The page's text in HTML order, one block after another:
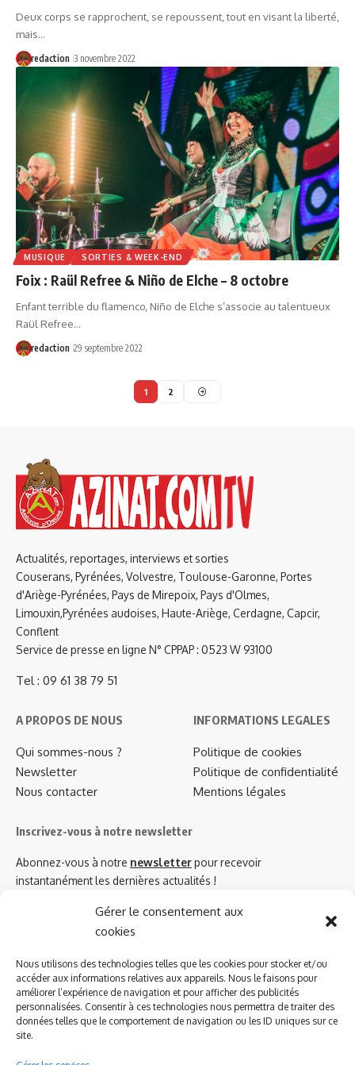
Gérer le consentement aux
cookies
Nous utilisons des technologies telles que les cookies pour stocker et/ou
accéder aux informations relatives aux appareils. Nous le faisons pour
améliorer l’expérience de navigation et pour afficher des publicités
personnalisées. Consentir à ces technologies nous permettra de traiter des
données telles que le comportement de navigation ou les ID uniques sur ce
site.
Deux corps se rapprochent, se repoussent, tout en visant la liberté,
mais…
redaction 3 novembre 2022
MUSIQUE SORTIES & WEEK-END
Foix : Raül Refree & Niño de Elche – 8 octobre
Enfant terrible du flamenco, Niño de Elche s’associe au talentueux
Raül Refree…
redaction 29 septembre 2022
1 2
Actualités, reportages, interviews et sorties
Couserans, Pyrénées, Volvestre, Toulouse-Garonne, Portes
d'Ariège-Pyrénées, Pays de Mirepoix, Pays d'Olmes,
Limouxin,Pyrénées audoises, Haute-Ariège, Cerdagne, Capcir,
Conflent
Service de presse en ligne N° CPPAP : 0523 W 93100
Tel : 09 61 38 79 51
A PROPOS DE NOUS
Qui sommes-nous ?
Newsletter
Nous contacter
INFORMATIONS LEGALES
Politique de cookies
Politique de confidentialité
Mentions légales
Inscrivez-vous à notre newsletter
Abonnez-vous à notre newsletterpour recevoir
instantanément les dernières actualités !
Azinat.com TV soutient